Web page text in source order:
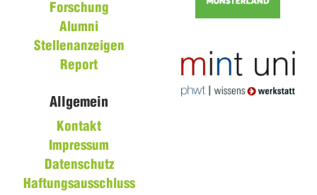
Forschung
Alumni
Stellenanzeigen
Report
Allgemein
Kontakt
Impressum
Datenschutz
Haftungsausschluss